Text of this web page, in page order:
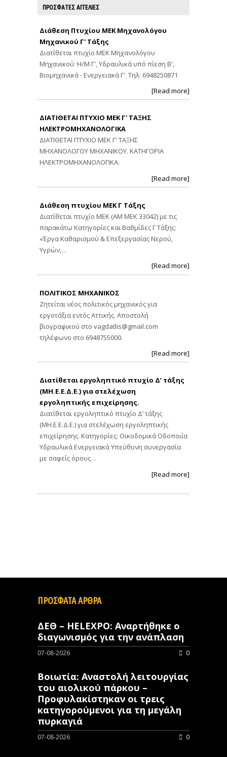
ΠΡΟΣΦΑΤΕΣ ΑΓΓΕΛΙΕΣ
Διάθεση Πτυχίου ΜΕΚ Μηχανολόγου
Μηχανικού Γ' Τάξης
Διατίθεται πτυχίο ΜΕΚ Μηχανολόγου
Μηχανικού: Η/Μ Γ', Υδραυλικά υπό πίεση Β',
Βιομηχανικά - Ενεργειακά Γ'. Τηλ: 6948250871
[Read more]
ΔΙΑΤΙΘΕΤΑΙ ΠΤΥΧΙΟ ΜΕΚ Γ' ΤΑΞΗΣ
ΗΛΕΚΤΡΟΜΗΧΑΝΟΛΟΓΙΚΑ
ΔΙΑΤΙΘΕΤΑΙ ΠΤΥΧΙΟ ΜΕΚ Γ' ΤΑΞΗΣ
ΜΗΧΑΝΟΛΟΓΟΥ ΜΗΧΑΝΙΚΟΥ. ΚΑΤΗΓΟΡΙΑ
ΗΛΕΚΤΡΟΜΗΧΑΝΟΛΟΓΙΚΑ.
[Read more]
Διάθεση πτυχίου ΜΕΚ Γ Τάξης
Διατίθεται πτυχίο ΜΕΚ (ΑΜ ΜΕΚ 33042) με τις
παρακάτω Κατηγορίες και Βαθμίδες Γ Τάξης:
«Έργα Καθαρισμού & Επεξεργασίας Νερού,
Υγρών,…
[Read more]
ΠΟΛΙΤΙΚΟΣ ΜΗΧΑΝΙΚΟΣ
Ζητείται νέος πολιτικός μηχανικός για
εργοτάξια εντός Αττικής. Αποστολή
βιογραφικού στο vagdatlis@gmail.com
τηλέφωνο στο 6948755000.
[Read more]
Διατίθεται εργοληπτικό πτυχίο Δ’ τάξης
(ΜΗ.Ε.Ε.Δ.Ε.) για στελέχωση
εργοληπτικής επιχείρησης.
Διατίθεται εργοληπτικό πτυχίο Δ’ τάξης
(ΜΗ.Ε.Ε.Δ.Ε.) για στελέχωση εργοληπτικής
επιχείρησης. Κατηγορίες: Οικοδομικά Οδοποιία
Υδραυλικά Ενεργειακά Υπεύθυνη συνεργασία
με σαφείς όρους…
[Read more]
ΠΡΟΣΦΑΤΑ ΑΡΘΡΑ
ΔΕΘ – HELEXPO: Αναρτήθηκε ο
διαγωνισμός για την ανάπλαση
07-08-2026 0
Βοιωτία: Αναστολή λειτουργίας
του αιολικού πάρκου –
Προφυλακίστηκαν οι τρεις
κατηγορούμενοι για τη μεγάλη
πυρκαγιά
07-08-2026 0